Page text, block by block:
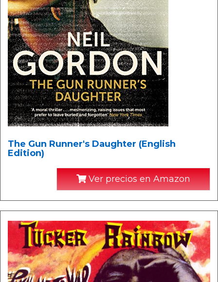
The Gun Runner's Daughter (English
Edition)
Ver precios en Amazon